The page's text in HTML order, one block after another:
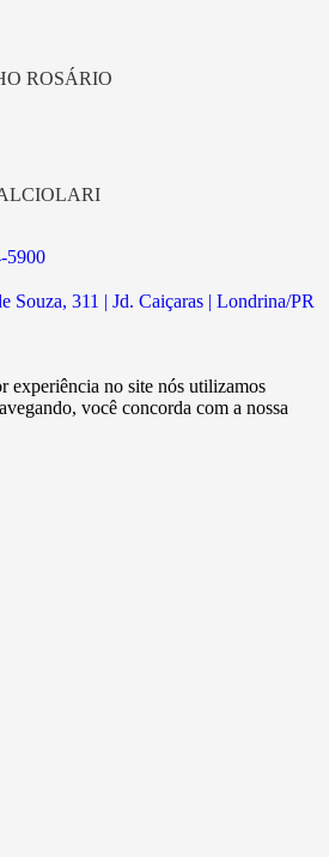
ROSÁRIO
5900
Souza, 311 | Jd. Caiçaras | Londrina/PR
experiência no site nós utilizamos
você concorda com a nossa